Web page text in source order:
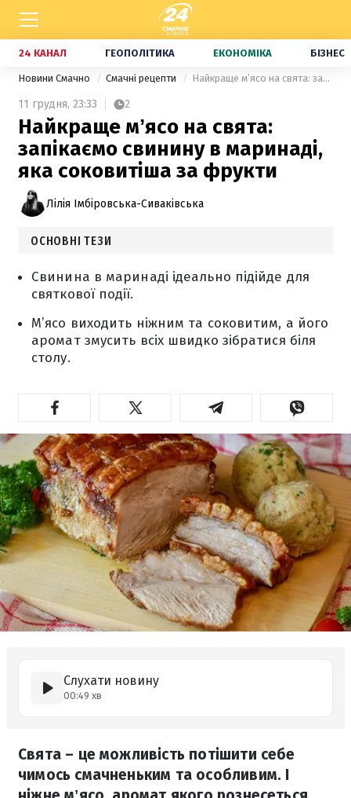
24 КАНАЛ ГЕОПОЛІТИКА ЕКОНОМІКА БІЗНЕС
Новини Смачно Смачні рецепти Найкраще мʼясо на свята: запікаємо свинину в маринаді, яка соковитіша за фрукти
11 грудня, 23:33 2
Найкраще мʼясо на свята:
запікаємо свинину в маринаді,
яка соковитіша за фрукти
Лілія Імбіровська-Сиваківська
ОСНОВНІ ТЕЗИ
Свинина в маринаді ідеально підійде для
святкової події.
Мʼясо виходить ніжним та соковитим, а його
аромат змусить всіх швидко зібратися біля
столу.
Слухати новину
00:49 хв
Свята – це можливість потішити себе
чимось смачненьким та особливим. І